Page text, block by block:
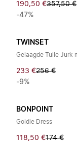
190,50 €357,50 €
-47%
TWINSET
233 €256 €
-9%
BONPOINT
Goldie Dress
118,50 €174 €